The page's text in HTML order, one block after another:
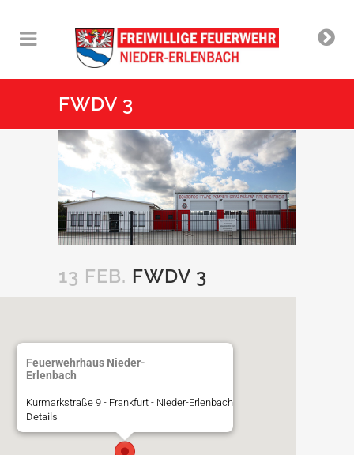
FWDV 3
13 FEB. FWDV 3
Feuerwehrhaus Nieder-
Erlenbach
Kurmarkstraße 9 - Frankfurt - Nieder-Erlenbach
Details